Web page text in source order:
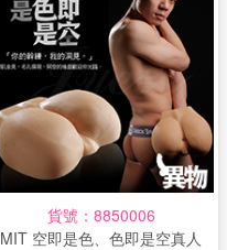
貨號：8850006
MIT 空即是色、色即是空真人